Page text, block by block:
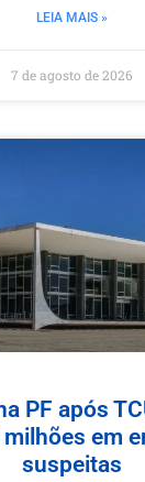
LEIA MAIS »
7 de agosto de 2026
PF após
milhões em
suspeitas